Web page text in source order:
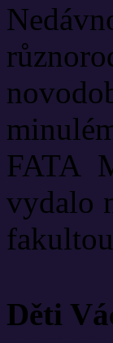
FATA
vydalo
Děti